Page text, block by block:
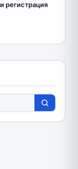
регистрация